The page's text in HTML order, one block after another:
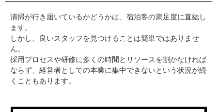
清掃が行き届いているかどうかは、宿泊客の満足度に直結し
ます。
しかし、良いスタッフを見つけることは簡単ではありませ
ん。
採用プロセスや研修に多くの時間とリソースを割かなければ
ならず、経営者としての本業に集中できないという状況が続
くこともあります。